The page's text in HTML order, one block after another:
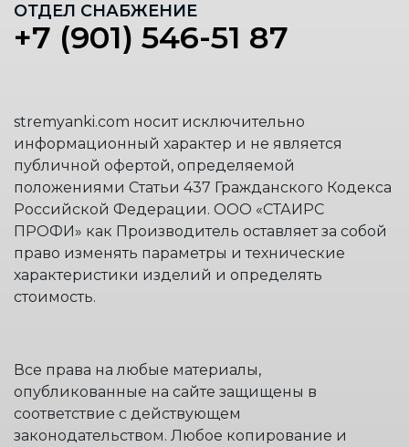
ОТДЕЛ СНАБЖЕНИЕ
+7 (901) 546-51 87
stremyanki.com носит исключительно
информационный характер и не является
публичной офертой, определяемой
положениями Статьи 437 Гражданского Кодекса
Российской Федерации. ООО «СТАИРС
ПРОФИ» как Производитель оставляет за собой
право изменять параметры и технические
характеристики изделий и определять
стоимость.
Все права на любые материалы,
опубликованные на сайте защищены в
соответствие с действующем
законодательством. Любое копирование и